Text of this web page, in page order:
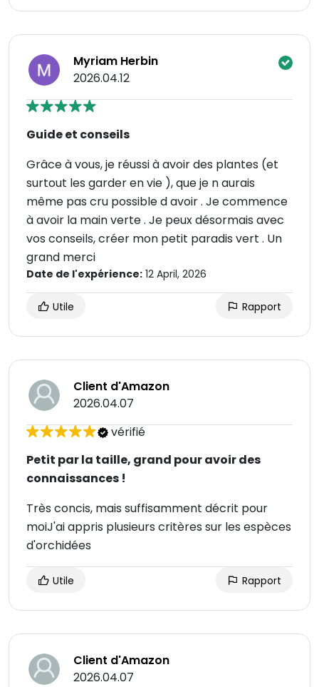
Myriam Herbin
2026.04.12
Guide et conseils
Grâce à vous, je réussi à avoir des plantes (et
surtout les garder en vie ), que je n aurais
même pas cru possible d avoir . Je commence
à avoir la main verte . Je peux désormais avec
vos conseils, créer mon petit paradis vert . Un
grand merci
Date de l'expérience: 12 April, 2026
Utile Rapport
Client d'Amazon
2026.04.07
vérifié
Petit par la taille, grand pour avoir des
connaissances !
Très concis, mais suffisamment décrit pour
moiJ'ai appris plusieurs critères sur les espèces
d'orchidées
Utile Rapport
Client d'Amazon
2026.04.07